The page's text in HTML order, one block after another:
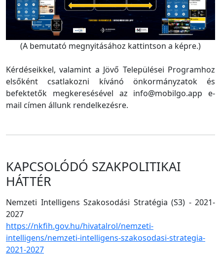
(A bemutató megnyitásához kattintson a képre.)
Kérdéseikkel, valamint a Jövő Települései Programhoz
elsőként csatlakozni kívánó önkormányzatok és
befektetők megkeresésével az info@mobilgo.app e-
mail címen állunk rendelkezésre.
KAPCSOLÓDÓ SZAKPOLITIKAI
HÁTTÉR
Nemzeti Intelligens Szakosodási Stratégia (S3) - 2021-
2027
https://nkfih.gov.hu/hivatalrol/nemzeti-
intelligens/nemzeti-intelligens-szakosodasi-strategia-
2021-2027